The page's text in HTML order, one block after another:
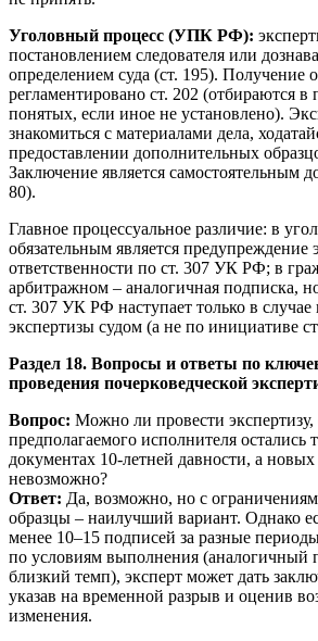
Уголовный процесс (УПК РФ):
постановлением следователя или
определением суда (ст. 195). Получение
регламентировано ст. 202 (отбираются в
понятых, если иное не установлено).
знакомиться с материалами дела,
предоставлении дополнительных
Заключение является самостоятельным
80).
Главное процессуальное различие: в
обязательным является предупреждение
ответственности по ст. 307 УК РФ; в
арбитражном – аналогичная подписка,
ст. 307 УК РФ наступает только в случае
экспертизы судом (а не по инициативе
Раздел 18. Вопросы и ответы по
проведения почерковедческой
Вопрос: Можно ли провести экспертизу,
предполагаемого исполнителя остались
документах 10-летней давности, а
невозможно?
Ответ: Да, возможно, но с
образцы – наилучший вариант. Однако
менее 10–15 подписей за разные
по условиям выполнения
близкий темп), эксперт может дать
указав на временной разрыв и оценив
изменения.